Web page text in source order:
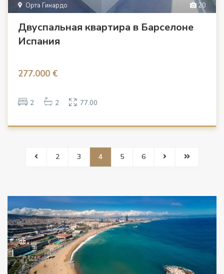
20
Орта Гинардо
Двуспальная квартира в Барселоне
Испания
277.000 €
2 2 77.00
2 3 4 5 6